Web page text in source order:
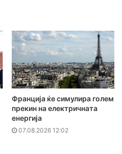
Франција ќе симулира голем
прекин на електричната
енергија
07.08.2026 12:02